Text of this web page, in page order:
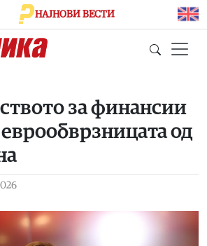
НАЈНОВИ ВЕСТИ
за финансии
еврообврзницата од